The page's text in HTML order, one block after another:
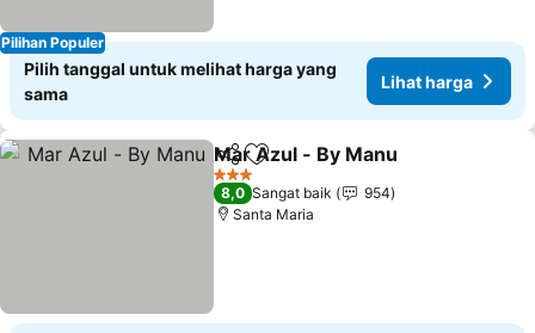
Pilihan Populer
Pilih tanggal untuk melihat harga yang
sama
Lihat harga
BagikanTambahkan ke favorit
Mar Azul - By Manu
3 Bintang
8,0 Sangat baik
954
Santa Maria